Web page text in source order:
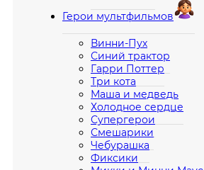
Герои мультфильмов
Винни-Пух
Синий трактор
Гарри Поттер
Три кота
Маша и медведь
Холодное сердце
Супергерои
Смешарики
Чебурашка
Фиксики